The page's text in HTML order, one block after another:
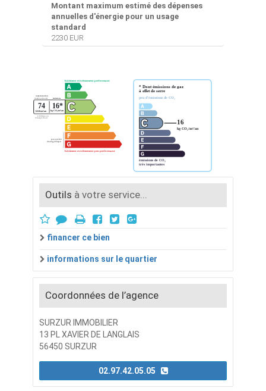
Montant maximum estimé des dépenses
annuelles d'énergie pour un usage
standard
2230 EUR
Outils à votre service...
financer ce bien
informations sur le quartier
Coordonnées de l’agence
SURZUR IMMOBILIER
13 PL XAVIER DE LANGLAIS
56450 SURZUR